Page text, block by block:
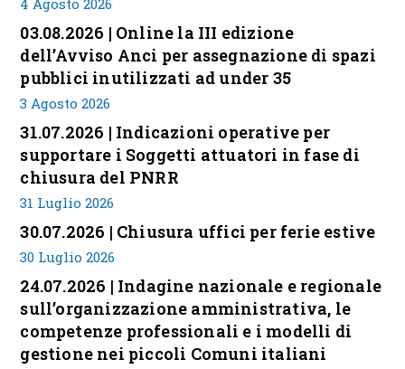
4 Agosto 2026
03.08.2026 | Online la III edizione
dell’Avviso Anci per assegnazione di spazi
pubblici inutilizzati ad under 35
3 Agosto 2026
31.07.2026 | Indicazioni operative per
supportare i Soggetti attuatori in fase di
chiusura del PNRR
31 Luglio 2026
30.07.2026 | Chiusura uffici per ferie estive
30 Luglio 2026
24.07.2026 | Indagine nazionale e regionale
sull’organizzazione amministrativa, le
competenze professionali e i modelli di
gestione nei piccoli Comuni italiani